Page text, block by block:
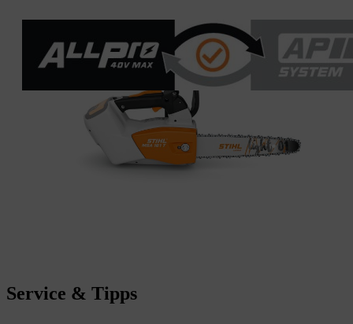
Service & Tipps